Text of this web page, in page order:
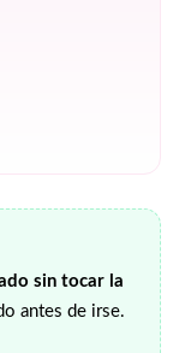
sin tocar la
antes de irse.